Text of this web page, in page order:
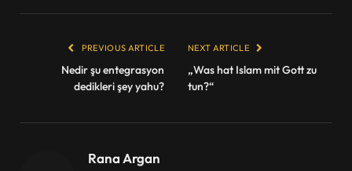
PREVIOUS ARTICLE
Nedir şu entegrasyon
dedikleri şey yahu?
NEXT ARTICLE
„Was hat Islam mit Gott zu
tun?“
Rana Argan